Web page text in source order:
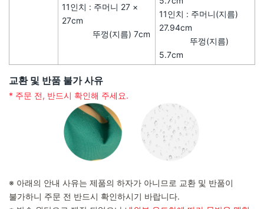
11인치 : 주머니 27 ×
27cm
뚜껑(지름) 7cm
11인치 : 주머니(지름)
27.94cm
뚜껑(지름)
5.7cm
교환 및 반품 불가 사유
* 주문 전, 반드시 확인해 주세요.
※ 아래의 안내 사유는 제품의 하자가 아니므로 교환 및 반품이
불가하니 주문 전 반드시 확인하시기 바랍니다.